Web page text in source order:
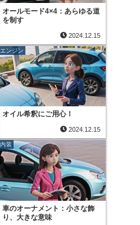
オールモード4×4：あらゆる道
を制す
2024.12.15
エンジン
オイル希釈にご用心！
2024.12.15
内装
車のオーナメント：小さな飾
り、大きな意味